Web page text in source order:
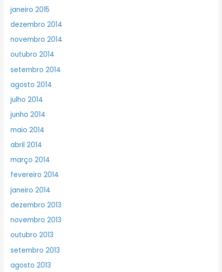
janeiro 2015
dezembro 2014
novembro 2014
outubro 2014
setembro 2014
agosto 2014
julho 2014
junho 2014
maio 2014
abril 2014
março 2014
fevereiro 2014
janeiro 2014
dezembro 2013
novembro 2013
outubro 2013
setembro 2013
agosto 2013